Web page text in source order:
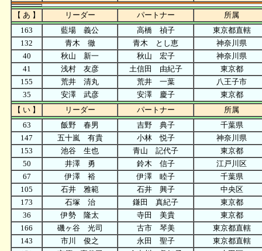
【 あ 】 リーダー パートナー
所属
163
藍場 義公 高橋 禎子
東京都直轄
132
青木 徹 青木 とし恵
神奈川県
40
秋山 新一 秋山 宏子
神奈川県
41
浅村 友彦 土信田 由紀子
東京都
155
荒井 清丸 荒井 一葉
八王子市
35
安澤 武彦 安澤 慶子
東京都
【 い 】
リーダー パートナー
所属
63
飯野 春男 吉野 典子
千葉県
147
五十嵐 有貴 小林 悦子
神奈川県
153
池谷 生也 青山 記代子
東京都
50
井澤 勇 鈴木 信子
江戸川区
67
伊澤 裕 伊澤 睦子
千葉県
105
石井 雅範 石井 興子
中央区
173
石塚 治 鎌田 真紀子
東京都
36
伊勢 隆太 寺田 美貴
東京都
166
磯ヶ谷 光司 古市 琴美
東京都直轄
143
市川 俊之 永田 聖子
東京都直轄